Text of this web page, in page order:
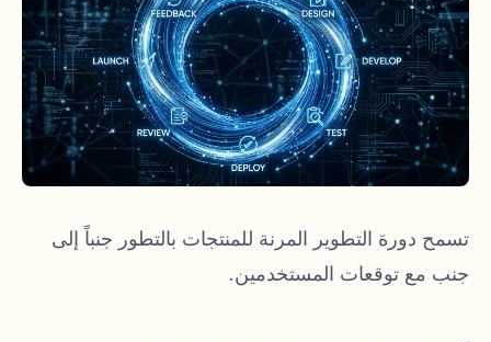
تسمح دورة التطوير المرنة للمنتجات بالتطور جنباً إلى
جنب مع توقعات المستخدمين.